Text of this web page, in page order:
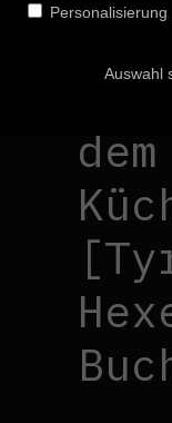
dem
Personalisierung
Auswahl